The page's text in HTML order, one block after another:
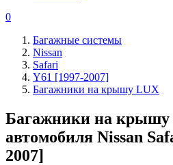
0
Багажные системы
Nissan
Safari
Y61 [1997-2007]
Багажники на крышу LUX
Багажники на крышу
автомобиля Nissan
2007]